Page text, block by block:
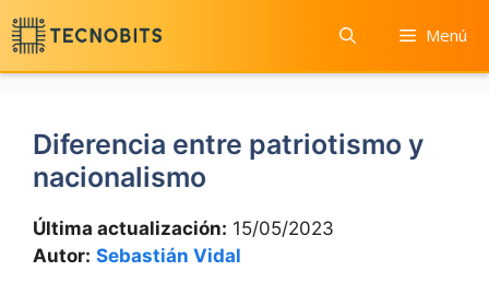
Saltar
al
contenido
Menú
Diferencia entre patriotismo y
nacionalismo
Última actualización: 15/05/2023
Autor: Sebastián Vidal